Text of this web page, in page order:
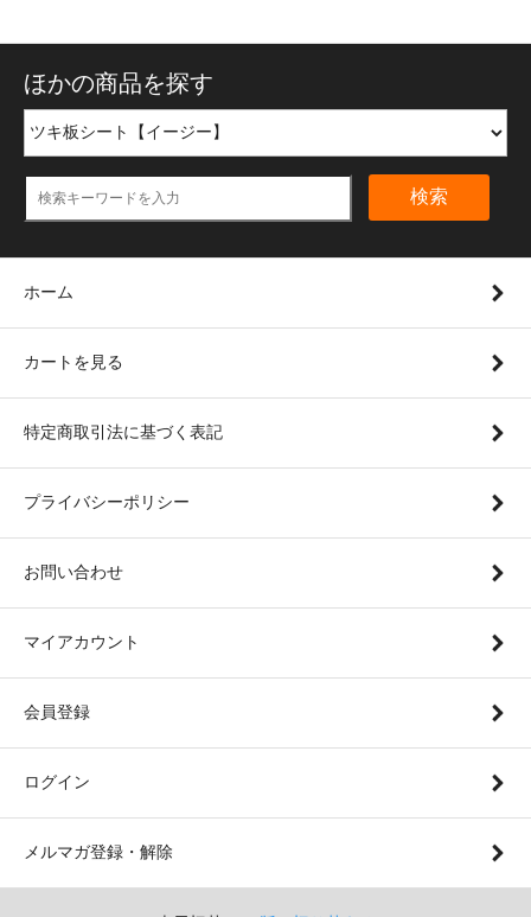
ほかの商品を探す
検索
ホーム
カートを見る
特定商取引法に基づく表記
プライバシーポリシー
お問い合わせ
マイアカウント
会員登録
ログイン
メルマガ登録・解除